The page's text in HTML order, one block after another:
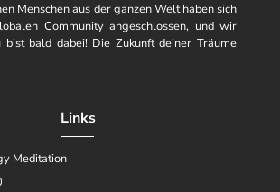
Menschen aus der ganzen Welt haben sich
Community angeschlossen, und wir
bist bald dabei! Die Zukunft deiner Träume
Links
Meditation